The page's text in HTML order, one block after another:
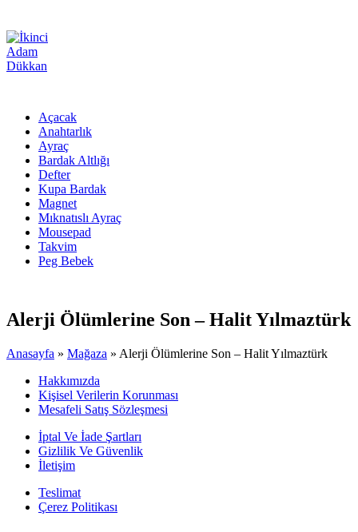
Açacak
Anahtarlık
Ayraç
Bardak Altlığı
Defter
Kupa Bardak
Magnet
Mıknatıslı Ayraç
Mousepad
Takvim
Peg Bebek
Alerji Ölümlerine Son – Halit Yılmaztürk
Anasayfa » Mağaza » Alerji Ölümlerine Son – Halit Yılmaztürk
Hakkımızda
Kişisel Verilerin Korunması
Mesafeli Satış Sözleşmesi
İptal Ve İade Şartları
Gizlilik Ve Güvenlik
İletişim
Teslimat
Çerez Politikası